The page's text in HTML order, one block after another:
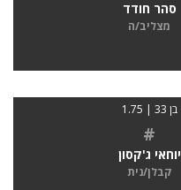
סהר חודד
מצליב/ה
בן 33 | 1.75
#
יוחאי ג'קסון
קבלן/נית